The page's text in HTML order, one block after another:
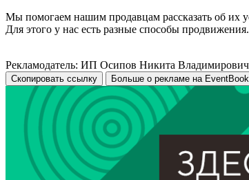
Мы помогаем нашим продавцам рассказать об их
Для этого у нас есть разные способы продвижения.
Рекламодатель: ИП Осипов Никита
Скопировать ссылку Больше о рекламе на